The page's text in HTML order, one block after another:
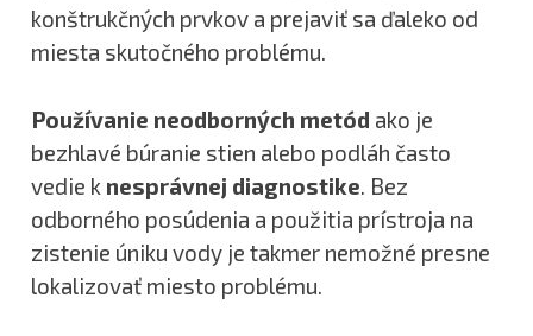
konštrukčných prvkov a prejaviť sa ďaleko od
miesta skutočného problému.
Používanie neodborných metód ako je
bezhlavé búranie stien alebo podláh často
vedie k nesprávnej diagnostike . Bez
odborného posúdenia a použitia prístroja na
zistenie úniku vody je takmer nemožné presne
lokalizovať miesto problému.